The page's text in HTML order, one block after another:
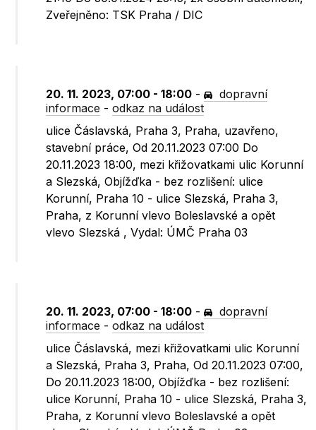
Zveřejněno: TSK Praha / DIC
20. 11. 2023, 07:00 - 18:00 -
dopravní
informace -odkaz na událost
ulice Čáslavská, Praha 3, Praha, uzavřeno,
stavební práce, Od 20.11.2023 07:00 Do
20.11.2023 18:00, mezi křižovatkami ulic Korunní
a Slezská, Objížďka - bez rozlišení: ulice
Korunní, Praha 10 - ulice Slezská, Praha 3,
Praha, z Korunní vlevo Boleslavské a opět
vlevo Slezská , Vydal: ÚMČ Praha 03
20. 11. 2023, 07:00 - 18:00 -
dopravní
informace -odkaz na událost
ulice Čáslavská, mezi křižovatkami ulic Korunní
a Slezská, Praha 3, Praha, Od 20.11.2023 07:00,
Do 20.11.2023 18:00, Objížďka - bez rozlišení:
ulice Korunní, Praha 10 - ulice Slezská, Praha 3,
Praha, z Korunní vlevo Boleslavské a opět